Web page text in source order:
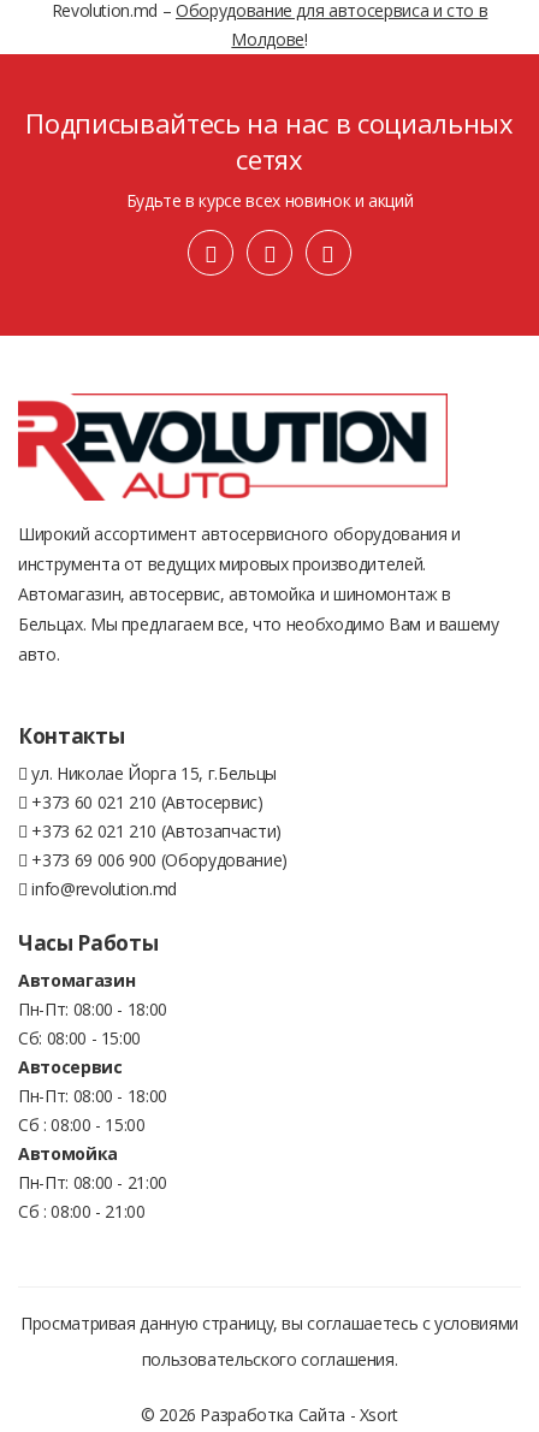
Revolution.md – Оборудование для автосервиса и сто в
Молдове!
Подписывайтесь на нас в социальных
сетях
Будьте в курсе всех новинок и акций
Широкий ассортимент автосервисного оборудования и
инструмента от ведущих мировых производителей.
Автомагазин, автосервис, автомойка и шиномонтаж в
Бельцах. Мы предлагаем все, что необходимо Вам и вашему
авто.
Контакты
ул. Николае Йорга 15, г.Бельцы
+373 60 021 210 (Автосервис)
+373 62 021 210 (Автозапчасти)
+373 69 006 900 (Оборудование)
info@revolution.md
Часы Работы
Автомагазин
Пн-Пт: 08:00 - 18:00
Сб: 08:00 - 15:00
Автосервис
Пн-Пт: 08:00 - 18:00
Сб : 08:00 - 15:00
Автомойка
Пн-Пт: 08:00 - 21:00
Сб : 08:00 - 21:00
Просматривая данную страницу, вы соглашаетесь с условиями
пользовательского соглашения.
© 2026 Разработка Сайта - Xsort